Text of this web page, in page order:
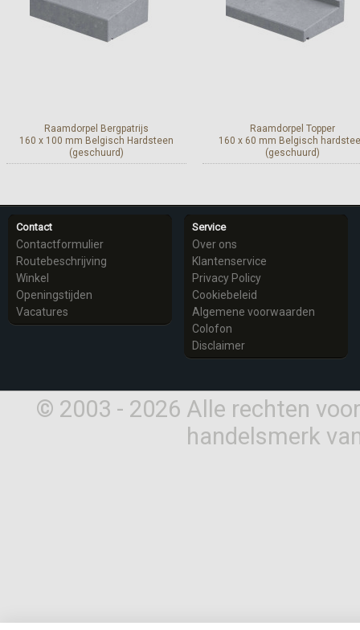
Raamdorpel Bergpatrijs
160 x 100 mm Belgisch Hardsteen
(geschuurd)
Raamdorpel Topper
160 x 60 mm Belgisch
(geschuurd)
Contact
Contactformulier
Routebeschrijving
Winkel
Openingstijden
Vacatures
Service
Over ons
Klantenservice
Privacy Policy
Cookiebeleid
Algemene voorwaarden
Colofon
Disclaimer
© 2003 - 2026 Alle rechten
handelsmerk